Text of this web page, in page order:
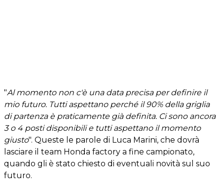
"Al momento non c'è una data precisa per definire il
mio futuro. Tutti aspettano perché il 90% della griglia
di partenza è praticamente già definita. Ci sono ancora
3 o 4 posti disponibili e tutti aspettano il momento
giusto". Queste le parole di Luca Marini, che dovrà
lasciare il team Honda factory a fine campionato,
quando gli è stato chiesto di eventuali novità sul suo
futuro.